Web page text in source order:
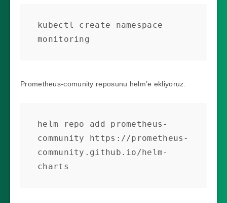
kubectl create namespace
monitoring
Prometheus-comunity reposunu helm’e ekliyoruz.
helm repo add prometheus-
community https://prometheus-
community.github.io/helm-
charts